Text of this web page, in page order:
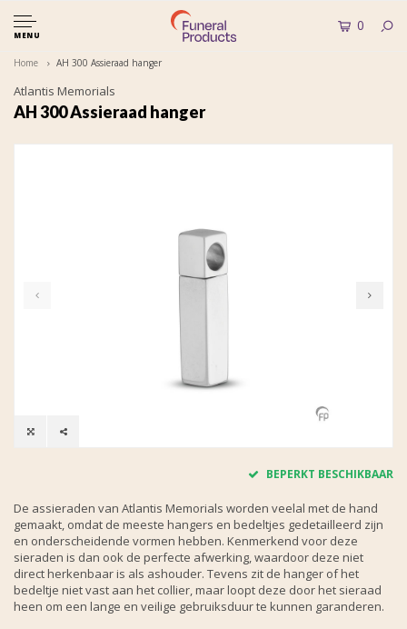
MENU
0
Home AH 300 Assieraad hanger
Atlantis Memorials
AH 300 Assieraad hanger
BEPERKT BESCHIKBAAR
De assieraden van Atlantis Memorials worden veelal met de hand
gemaakt, omdat de meeste hangers en bedeltjes gedetailleerd zijn
en onderscheidende vormen hebben. Kenmerkend voor deze
sieraden is dan ook de perfecte afwerking, waardoor deze niet
direct herkenbaar is als ashouder. Tevens zit de hanger of het
bedeltje niet vast aan het collier, maar loopt deze door het sieraad
heen om een lange en veilige gebruiksduur te kunnen garanderen.